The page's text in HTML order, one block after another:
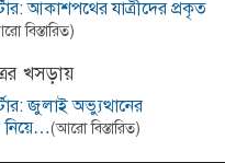
আকাশপথের যাত্রীদের প্রকৃত
বিস্তারিত)
খসড়ায়
জুলাই অভ্যুত্থানের
নিয়ে…(আরো বিস্তারিত)